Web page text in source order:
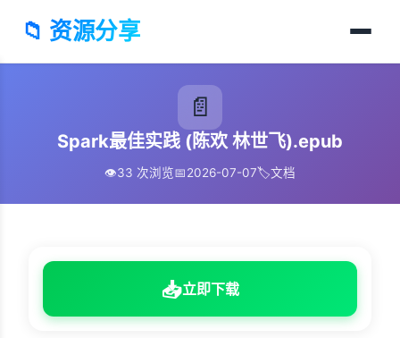
📁 资源分享
📄
Spark最佳实践 (陈欢 林世飞).epub
👁️33 次浏览📅2026-07-07🏷️文档
📥立即下载